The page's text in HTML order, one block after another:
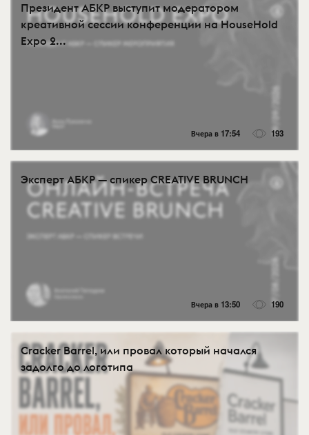
Президент АБКР выступит модератором
креативной сессии конференции на HouseHold
Expo 2...
Вчера в 17:54 193
Эксперт АБКР — спикер CREATIVE BRUNCH
Вчера в 13:50 190
Cracker Barrel, или провал который начался
задолго до логотипа